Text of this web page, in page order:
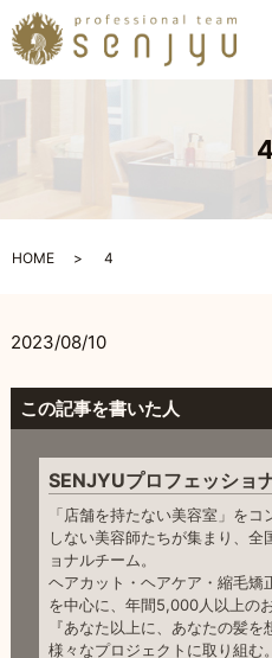
4
HOME 4
2023/08/10
この記事を書いた人
SENJYUプロフェッショ
「店舗を持たない美容室」を
しない美容師たちが集まり、
ョナルチーム。
ヘアカット・ヘアケア・縮毛矯
を中心に、年間5,000人以上の
『あなた以上に、あなたの髪を
様々なプロジェクトに取り組む。